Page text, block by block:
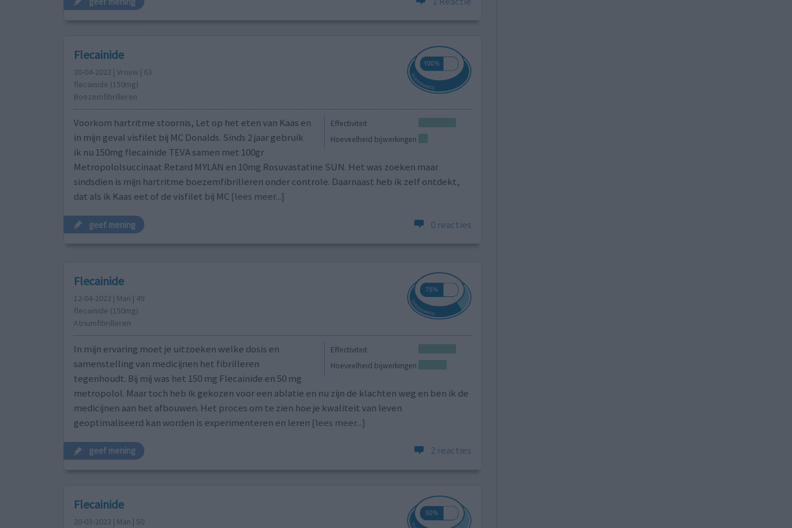
Flecainide
30-04-2023 | Vrouw | 63
flecainide (150mg)
Boezemfibrilleren
Effectiviteit
Hoeveelheid bijwerkingen
Voorkom hartritme stoornis, Let op het eten van Kaas en
in mijn geval visfilet bij MC Donalds. Sinds 2 jaar gebruik
ik nu 150mg flecainide TEVA samen met 100gr
Metropololsuccinaat Retard MYLAN en 10mg Rosuvastatine SUN. Het was zoeken maar
sindsdien is mijn hartritme boezemfibrilleren onder controle. Daarnaast heb ik zelf ontdekt,
dat als ik Kaas eet of de visfilet bij MC [lees meer...]
geef mening 0 reacties
Flecainide
12-04-2023 | Man | 49
flecainide (150mg)
Atriumfibrilleren
Effectiviteit
Hoeveelheid bijwerkingen
In mijn ervaring moet je uitzoeken welke dosis en
samenstelling van medicijnen het fibrilleren
tegenhoudt. Bij mij was het 150 mg Flecainide en 50 mg
metropolol. Maar toch heb ik gekozen voor een ablatie en nu zijn de klachten weg en ben ik de
medicijnen aan het afbouwen. Het proces om te zien hoe je kwaliteit van leven
geoptimaliseerd kan worden is experimenteren en leren [lees meer...]
geef mening 2 reacties
Flecainide
20-03-2023 | Man | 50